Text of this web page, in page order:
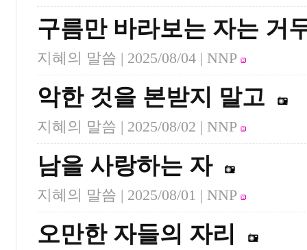
구름만 바라보는 자는 거
지혜의 말씀 | 2025/08/04 | NNP
악한 것을 본받지 말고
지혜의 말씀 | 2025/08/02 | NNP
남을 사랑하는 자
지혜의 말씀 | 2025/08/01 | NNP
오만한 자들의 자리